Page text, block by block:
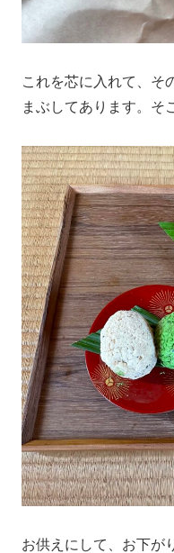
これを芯に入れて、そ
まぶしてあります。
お供えにして、お下が